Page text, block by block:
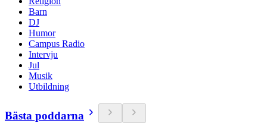
Barn
DJ
Humor
Campus Radio
Intervju
Jul
Musik
Utbildning
Bästa poddarna